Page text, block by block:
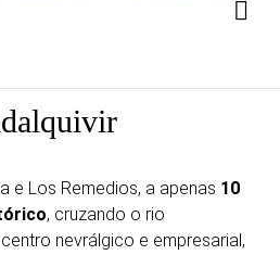
e Los Remedios, a apenas 10
, cruzando o rio
nevrálgico e empresarial,